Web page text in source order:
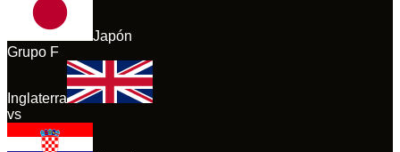
Japón
Grupo F
Inglaterra
vs